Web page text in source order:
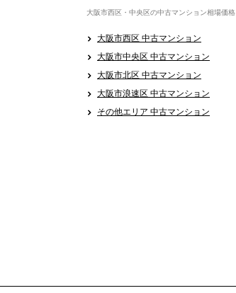
大阪市西区・中央区の中古マンション相場価
大阪市西区 中古マンション
大阪市中央区 中古マンション
大阪市北区 中古マンション
大阪市浪速区 中古マンション
その他エリア 中古マンション